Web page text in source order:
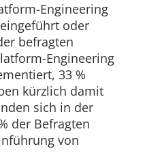
Engineering
oder
befragten
Engineering
33 %
kürzlich damit
sich in der
der Befragten
von